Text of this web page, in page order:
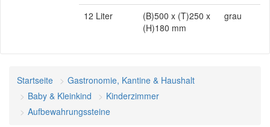
12 Liter
(B)500 x (T)250 x
(H)180 mm
grau
Startseite
Gastronomie, Kantine & Haushalt
Baby & Kleinkind
Kinderzimmer
Aufbewahrungssteine